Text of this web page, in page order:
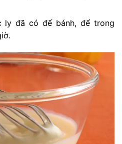
ly đã có đế bánh, để trong